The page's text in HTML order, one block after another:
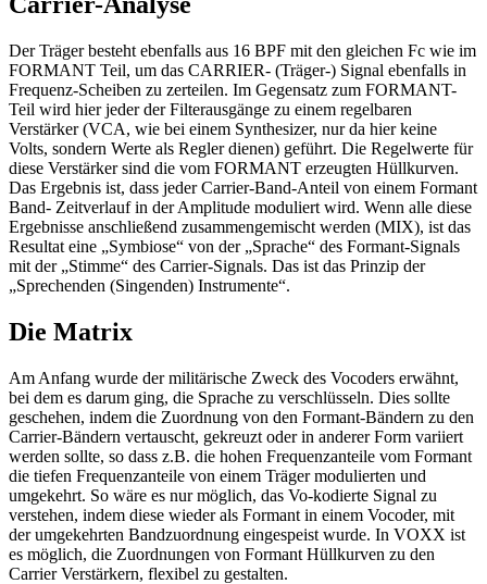
Der Träger besteht ebenfalls aus 16 BPF mit den gleichen Fc wie im
FORMANT Teil, um das CARRIER- (Träger-) Signal ebenfalls in
Frequenz-Scheiben zu zerteilen. Im Gegensatz zum FORMANT-
Teil wird hier jeder der Filterausgänge zu einem regelbaren
Verstärker (VCA, wie bei einem Synthesizer, nur da hier keine
Volts, sondern Werte als Regler dienen) geführt. Die Regelwerte für
diese Verstärker sind die vom FORMANT erzeugten Hüllkurven.
Das Ergebnis ist, dass jeder Carrier-Band-Anteil von einem Formant
Band- Zeitverlauf in der Amplitude moduliert wird. Wenn alle diese
Ergebnisse anschließend zusammengemischt werden (MIX), ist das
Resultat eine „Symbiose“ von der „Sprache“ des Formant-Signals
mit der „Stimme“ des Carrier-Signals. Das ist das Prinzip der
„Sprechenden (Singenden) Instrumente“.
Die Matrix
Am Anfang wurde der militärische Zweck des Vocoders erwähnt,
bei dem es darum ging, die Sprache zu verschlüsseln. Dies sollte
geschehen, indem die Zuordnung von den Formant-Bändern zu den
Carrier-Bändern vertauscht, gekreuzt oder in anderer Form variiert
werden sollte, so dass z.B. die hohen Frequenzanteile vom Formant
die tiefen Frequenzanteile von einem Träger modulierten und
umgekehrt. So wäre es nur möglich, das Vo-kodierte Signal zu
verstehen, indem diese wieder als Formant in einem Vocoder, mit
der umgekehrten Bandzuordnung eingespeist wurde. In VOXX ist
es möglich, die Zuordnungen von Formant Hüllkurven zu den
Carrier Verstärkern, flexibel zu gestalten.